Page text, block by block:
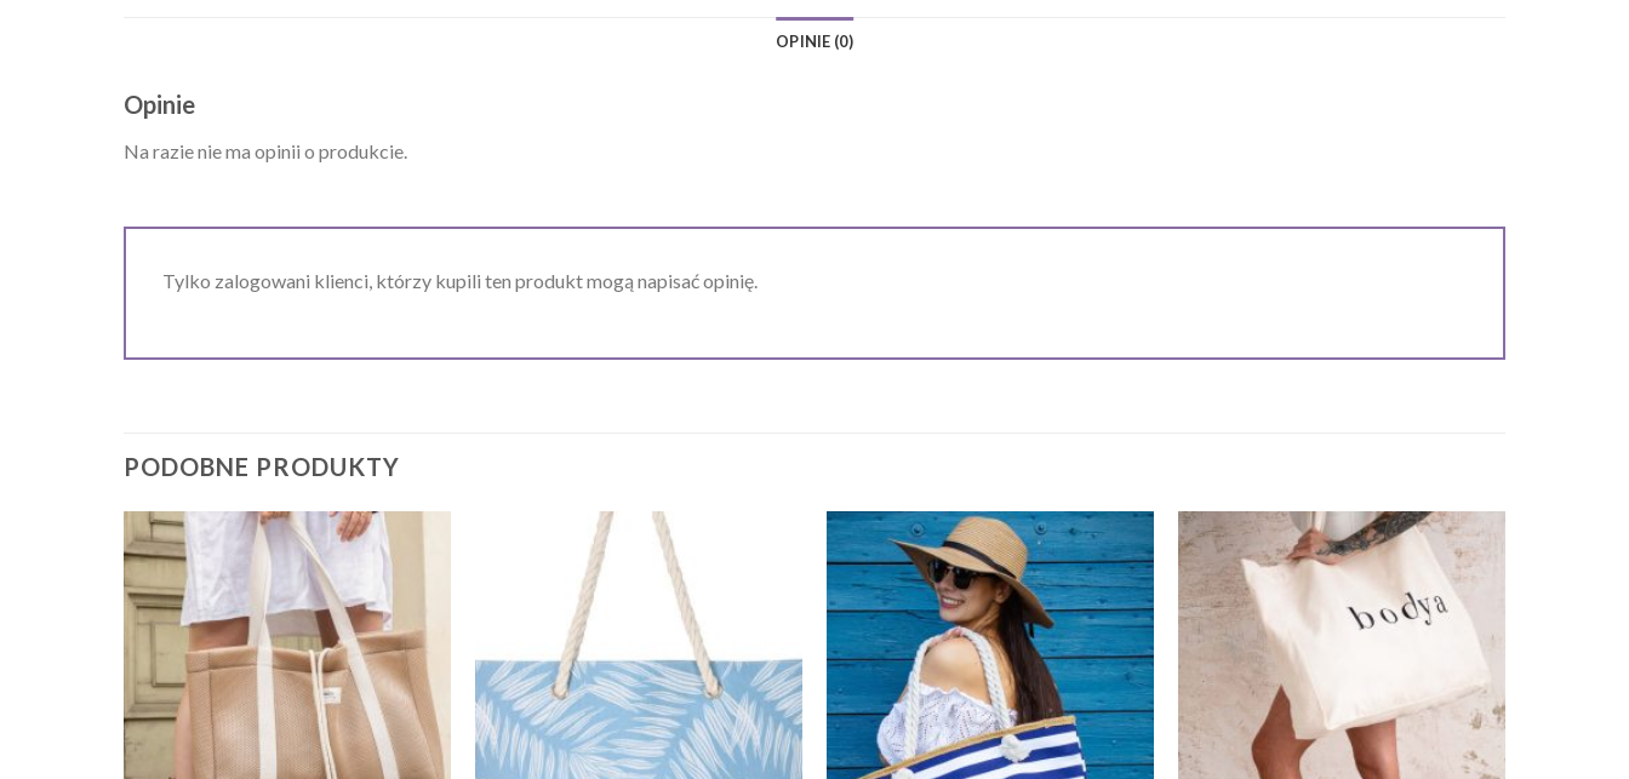
OPINIE (0)
Opinie
Na razie nie ma opinii o produkcie.
Tylko zalogowani klienci, którzy kupili ten produkt mogą napisać opinię.
PODOBNE PRODUKTY